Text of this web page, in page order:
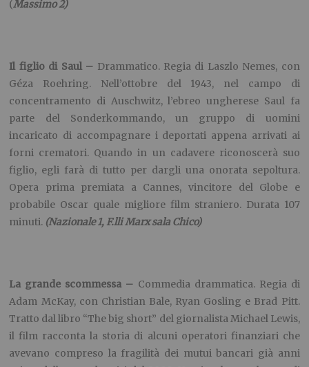
Adam McKay, con Christian Bale, Ryan Gosling e Brad Pitt.
avevano compreso la fragilità dei mutui bancari già anni
prima della grande crisi del 2008. Un piccolo capolavoro di
satira creato con intelligenza di attori e regista,
sceneggiatura sovraffollata di parole, relativamente “facile”
per quanti con il mondo delle banche hanno poca
dimestichezza. Durata: 130 minuti.
(Greenwich sala 1, Ideal,
Massaua, Reposi, Space, Uci)
finora soltanto attore e produttore, è la storia, ambientata a
Francoforte, del procuratore Radmann che a tredici anni
dalla fine del conflitto cerca una sensibilizzazione
dell’opinione pubblica circa le colpe e le responsabilità dei
tedeschi durante la guerra, immergendosi nella ricerca di